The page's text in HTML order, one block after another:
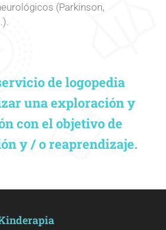
(Parkinson,
de logopedia
una exploración y
con el objetivo de
y / o reaprendizaje.